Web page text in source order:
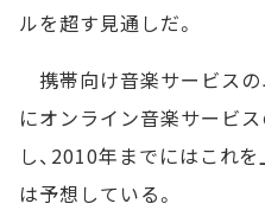
ルを超す見通しだ。
携帯向け音楽サービスの
にオンライン音楽サービ
し、2010年までにはこれ
は予想している。